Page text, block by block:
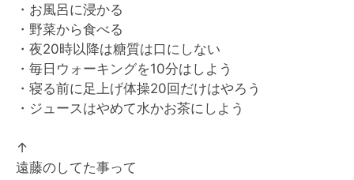
・お風呂に浸かる
・野菜から食べる
・夜20時以降は糖質は口にしない
・毎日ウォーキングを10分はしよう
・寝る前に足上げ体操20回だけはやろう
・ジュースはやめて水かお茶にしよう
↑
遠藤のしてた事って